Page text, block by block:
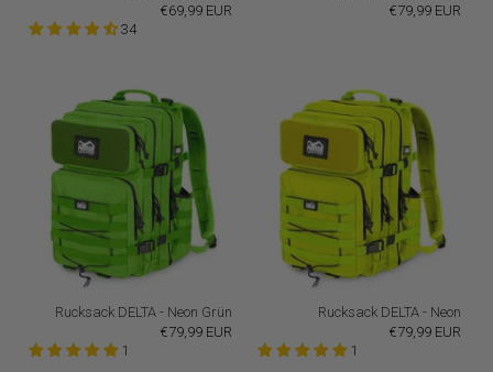
€69,99 EUR
34
€79,99 EUR
Rucksack DELTA - Neon Grün
€79,99 EUR
1
Rucksack DELTA - Neon
€79,99 EUR
1